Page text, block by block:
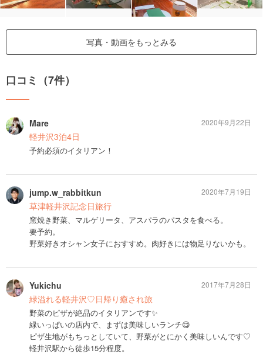
写真・動画をもっとみる
口コミ（7件）
Mare
軽井沢3泊4日
予約必須のイタリアン！
2020年9月22日
jump.w_rabbitkun
草津軽井沢記念日旅行
窯焼き野菜、マルゲリータ、アスパラのパスタを食べる。
要予約。
野菜好きオシャン女子におすすめ。肉好きには物足りないかも。
2020年7月19日
Yukichu
緑溢れる軽井沢♡日帰り癒され旅
野菜のピザが絶品のイタリアンです✨
緑いっぱいの店内で、まずは美味しいランチ😋
ピザ生地がもちっとしていて、野菜がとにかく美味しいんです♡
軽井沢駅から徒歩15分程度。
2017年7月28日